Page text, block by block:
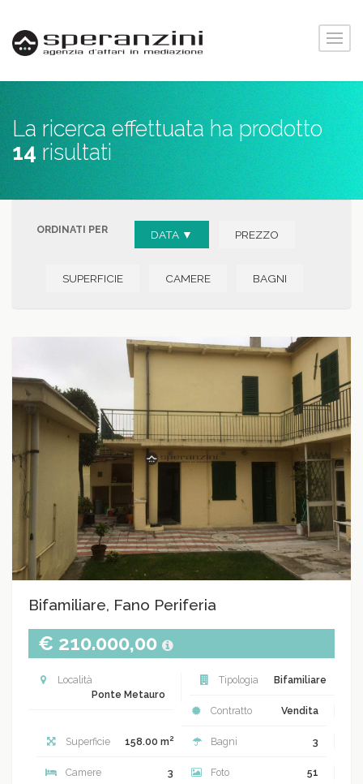
La ricerca effettuata ha prodotto
14 risultati
ORDINATI PER DATA ▼ PREZZO
SUPERFICIE CAMERE BAGNI
Bifamiliare, Fano Periferia
€ 210.000,00
Località
Ponte Metauro
Tipologia Bifamiliare
Contratto Vendita
Superficie 158.00 m2 Bagni 3
Camere 3 Foto 51